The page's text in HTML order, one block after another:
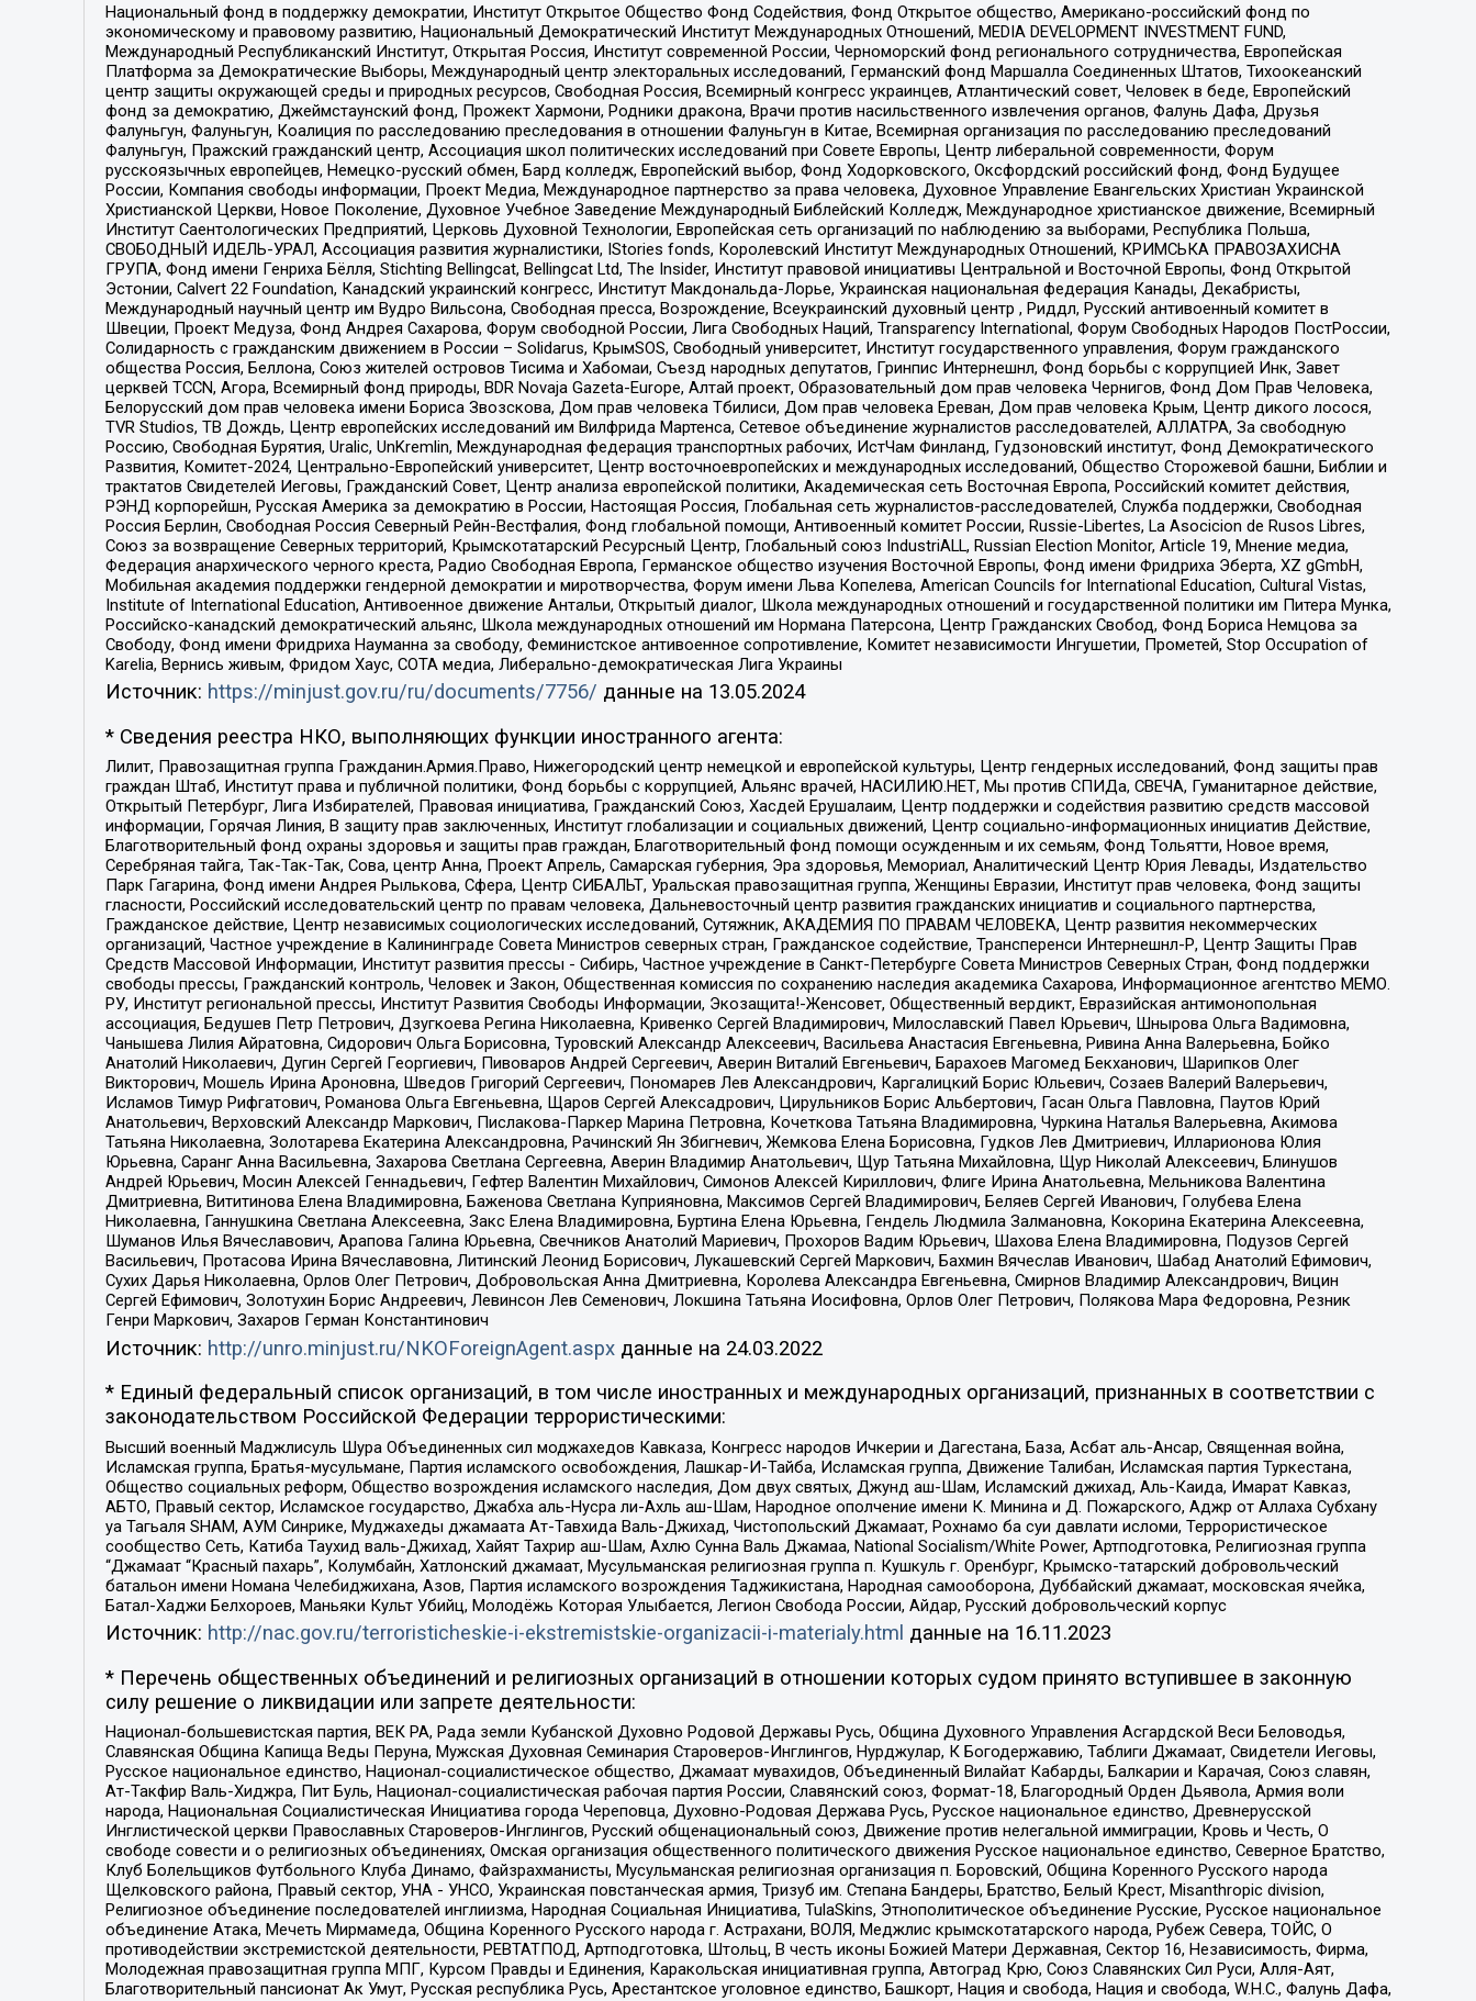
Национальный фонд в поддержку демократии, Институт Открытое Общество Фонд Содействия, Фонд Открытое общество, Американо-российский фонд по
экономическому и правовому развитию, Национальный Демократический Институт Международных Отношений, MEDIA DEVELOPMENT INVESTMENT FUND,
Международный Республиканский Институт, Открытая Россия, Институт современной России, Черноморский фонд регионального сотрудничества, Европейская
Платформа за Демократические Выборы, Международный центр электоральных исследований, Германский фонд Маршалла Соединенных Штатов, Тихоокеанский
центр защиты окружающей среды и природных ресурсов, Свободная Россия, Всемирный конгресс украинцев, Атлантический совет, Человек в беде, Европейский
фонд за демократию, Джеймстаунский фонд, Прожект Хармони, Родники дракона, Врачи против насильственного извлечения органов, Фалунь Дафа, Друзья
Фалуньгун, Фалуньгун, Коалиция по расследованию преследования в отношении Фалуньгун в Китае, Всемирная организация по расследованию преследований
Фалуньгун, Пражский гражданский центр, Ассоциация школ политических исследований при Совете Европы, Центр либеральной современности, Форум
русскоязычных европейцев, Немецко-русский обмен, Бард колледж, Европейский выбор, Фонд Ходорковского, Оксфордский российский фонд, Фонд Будущее
России, Компания свободы информации, Проект Медиа, Международное партнерство за права человека, Духовное Управление Евангельских Христиан Украинской
Христианской Церкви, Новое Поколение, Духовное Учебное Заведение Международный Библейский Колледж, Международное христианское движение, Всемирный
Институт Саентологических Предприятий, Церковь Духовной Технологии, Европейская сеть организаций по наблюдению за выборами, Республика Польша,
СВОБОДНЫЙ ИДЕЛЬ-УРАЛ, Ассоциация развития журналистики, IStories fonds, Королевский Институт Международных Отношений, КРИМСЬКА ПРАВОЗАХИСНА
ГРУПА, Фонд имени Генриха Бёлля, Stichting Bellingcat, Bellingcat Ltd, The Insider, Институт правовой инициативы Центральной и Восточной Европы, Фонд Открытой
Эстонии, Calvert 22 Foundation, Канадский украинский конгресс, Институт Макдональда-Лорье, Украинская национальная федерация Канады, Декабристы,
Международный научный центр им Вудро Вильсона, Свободная пресса, Возрождение, Всеукраинский духовный центр , Риддл, Русский антивоенный комитет в
Швеции, Проект Медуза, Фонд Андрея Сахарова, Форум свободной России, Лига Свободных Наций, Transparеncy International, Форум Свободных Народов ПостРоссии,
Солидарность с гражданским движением в России – Solidarus, КрымSOS, Свободный университет, Институт государственного управления, Форум гражданского
общества Россия, Беллона, Союз жителей островов Тисима и Хабомаи, Съезд народных депутатов, Гринпис Интернешнл, Фонд борьбы с коррупцией Инк, Завет
церквей TCCN, Агора, Всемирный фонд природы, BDR Novaja Gazeta-Europe, Алтай проект, Образовательный дом прав человека Чернигов, Фонд Дом Прав Человека,
Белорусский дом прав человека имени Бориса Звозскова, Дом прав человека Тбилиси, Дом прав человека Ереван, Дом прав человека Крым, Центр дикого лосося,
TVR Studios, ТВ Дождь, Центр европейских исследований им Вилфрида Мартенса, Сетевое объединение журналистов расследователей, АЛЛАТРА, За свободную
Россию, Свободная Бурятия, Uralic, UnKremlin, Международная федерация транспортных рабочих, ИстЧам Финланд, Гудзоновский институт, Фонд Демократического
Развития, Комитет-2024, Центрально-Европейский университет, Центр восточноевропейских и международных исследований, Общество Сторожевой башни, Библии и
трактатов Свидетелей Иеговы, Гражданский Совет, Центр анализа европейской политики, Академическая сеть Восточная Европа, Российский комитет действия,
РЭНД корпорейшн, Русская Америка за демократию в России, Настоящая Россия, Глобальная сеть журналистов-расследователей, Служба поддержки, Свободная
Россия Берлин, Свободная Россия Северный Рейн-Вестфалия, Фонд глобальной помощи, Антивоенный комитет России, Russie-Libertes, La Asocicion de Rusos Libres,
Союз за возвращение Северных территорий, Крымскотатарский Ресурсный Центр, Глобальный союз IndustriALL, Russian Election Monitor, Article 19, Мнение медиа,
Федерация анархического черного креста, Радио Свободная Европа, Германское общество изучения Восточной Европы, Фонд имени Фридриха Эберта, XZ gGmbH,
Мобильная академия поддержки гендерной демократии и миротворчества, Форум имени Льва Копелева, American Councils for International Education, Cultural Vistas,
Institute of International Education, Антивоенное движение Антальи, Открытый диалог, Школа международных отношений и государственной политики им Питера Мунка,
Российско-канадский демократический альянс, Школа международных отношений им Нормана Патерсона, Центр Гражданских Свобод, Фонд Бориса Немцова за
Свободу, Фонд имени Фридриха Науманна за свободу, Феминистское антивоенное сопротивление, Комитет независимости Ингушетии, Прометей, Stop Occupation of
Karelia, Вернись живым, Фридом Хаус, СОТА медиа, Либерально-демократическая Лига Украины
Источник: https://minjust.gov.ru/ru/documents/7756/ данные на 13.05.2024
* Сведения реестра НКО, выполняющих функции иностранного агента:
Лилит, Правозащитная группа Гражданин.Армия.Право, Нижегородский центр немецкой и европейской культуры, Центр гендерных исследований, Фонд защиты прав
граждан Штаб, Институт права и публичной политики, Фонд борьбы с коррупцией, Альянс врачей, НАСИЛИЮ.НЕТ, Мы против СПИДа, СВЕЧА, Гуманитарное действие,
Открытый Петербург, Лига Избирателей, Правовая инициатива, Гражданский Союз, Хасдей Ерушалаим, Центр поддержки и содействия развитию средств массовой
информации, Горячая Линия, В защиту прав заключенных, Институт глобализации и социальных движений, Центр социально-информационных инициатив Действие,
Благотворительный фонд охраны здоровья и защиты прав граждан, Благотворительный фонд помощи осужденным и их семьям, Фонд Тольятти, Новое время,
Серебряная тайга, Так-Так-Так, Сова, центр Анна, Проект Апрель, Самарская губерния, Эра здоровья, Мемориал, Аналитический Центр Юрия Левады, Издательство
Парк Гагарина, Фонд имени Андрея Рылькова, Сфера, Центр СИБАЛЬТ, Уральская правозащитная группа, Женщины Евразии, Институт прав человека, Фонд защиты
гласности, Российский исследовательский центр по правам человека, Дальневосточный центр развития гражданских инициатив и социального партнерства,
Гражданское действие, Центр независимых социологических исследований, Сутяжник, АКАДЕМИЯ ПО ПРАВАМ ЧЕЛОВЕКА, Центр развития некоммерческих
организаций, Частное учреждение в Калининграде Совета Министров северных стран, Гражданское содействие, Трансперенси Интернешнл-Р, Центр Защиты Прав
Средств Массовой Информации, Институт развития прессы - Сибирь, Частное учреждение в Санкт-Петербурге Совета Министров Северных Стран, Фонд поддержки
свободы прессы, Гражданский контроль, Человек и Закон, Общественная комиссия по сохранению наследия академика Сахарова, Информационное агентство МЕМО.
РУ, Институт региональной прессы, Институт Развития Свободы Информации, Экозащита!-Женсовет, Общественный вердикт, Евразийская антимонопольная
ассоциация, Бедушев Петр Петрович, Дзугкоева Регина Николаевна, Кривенко Сергей Владимирович, Милославский Павел Юрьевич, Шнырова Ольга Вадимовна,
Чанышева Лилия Айратовна, Сидорович Ольга Борисовна, Туровский Александр Алексеевич, Васильева Анастасия Евгеньевна, Ривина Анна Валерьевна, Бойко
Анатолий Николаевич, Дугин Сергей Георгиевич, Пивоваров Андрей Сергеевич, Аверин Виталий Евгеньевич, Барахоев Магомед Бекханович, Шарипков Олег
Викторович, Мошель Ирина Ароновна, Шведов Григорий Сергеевич, Пономарев Лев Александрович, Каргалицкий Борис Юльевич, Созаев Валерий Валерьевич,
Исламов Тимур Рифгатович, Романова Ольга Евгеньевна, Щаров Сергей Алексадрович, Цирульников Борис Альбертович, Гасан Ольга Павловна, Паутов Юрий
Анатольевич, Верховский Александр Маркович, Пислакова-Паркер Марина Петровна, Кочеткова Татьяна Владимировна, Чуркина Наталья Валерьевна, Акимова
Татьяна Николаевна, Золотарева Екатерина Александровна, Рачинский Ян Збигневич, Жемкова Елена Борисовна, Гудков Лев Дмитриевич, Илларионова Юлия
Юрьевна, Саранг Анна Васильевна, Захарова Светлана Сергеевна, Аверин Владимир Анатольевич, Щур Татьяна Михайловна, Щур Николай Алексеевич, Блинушов
Андрей Юрьевич, Мосин Алексей Геннадьевич, Гефтер Валентин Михайлович, Симонов Алексей Кириллович, Флиге Ирина Анатольевна, Мельникова Валентина
Дмитриевна, Вититинова Елена Владимировна, Баженова Светлана Куприяновна, Максимов Сергей Владимирович, Беляев Сергей Иванович, Голубева Елена
Николаевна, Ганнушкина Светлана Алексеевна, Закс Елена Владимировна, Буртина Елена Юрьевна, Гендель Людмила Залмановна, Кокорина Екатерина Алексеевна,
Шуманов Илья Вячеславович, Арапова Галина Юрьевна, Свечников Анатолий Мариевич, Прохоров Вадим Юрьевич, Шахова Елена Владимировна, Подузов Сергей
Васильевич, Протасова Ирина Вячеславовна, Литинский Леонид Борисович, Лукашевский Сергей Маркович, Бахмин Вячеслав Иванович, Шабад Анатолий Ефимович,
Сухих Дарья Николаевна, Орлов Олег Петрович, Добровольская Анна Дмитриевна, Королева Александра Евгеньевна, Смирнов Владимир Александрович, Вицин
Сергей Ефимович, Золотухин Борис Андреевич, Левинсон Лев Семенович, Локшина Татьяна Иосифовна, Орлов Олег Петрович, Полякова Мара Федоровна, Резник
Генри Маркович, Захаров Герман Константинович
Источник: http://unro.minjust.ru/NKOForeignAgent.aspxданные на 24.03.2022
* Единый федеральный список организаций, в том числе иностранных и международных организаций, признанных в соответствии с
законодательством Российской Федерации террористическими:
Высший военный Маджлисуль Шура Объединенных сил моджахедов Кавказа, Конгресс народов Ичкерии и Дагестана, База, Асбат аль-Ансар, Священная война,
Исламская группа, Братья-мусульмане, Партия исламского освобождения, Лашкар-И-Тайба, Исламская группа, Движение Талибан, Исламская партия Туркестана,
Общество социальных реформ, Общество возрождения исламского наследия, Дом двух святых, Джунд аш-Шам, Исламский джихад, Аль-Каида, Имарат Кавказ,
АБТО, Правый сектор, Исламское государство, Джабха аль-Нусра ли-Ахль аш-Шам, Народное ополчение имени К. Минина и Д. Пожарского, Аджр от Аллаха Субхану
уа Тагьаля SHAM, АУМ Синрике, Муджахеды джамаата Ат-Тавхида Валь-Джихад, Чистопольский Джамаат, Рохнамо ба суи давлати исломи, Террористическое
сообщество Сеть, Катиба Таухид валь-Джихад, Хайят Тахрир аш-Шам, Ахлю Сунна Валь Джамаа, National Socialism/White Power, Артподготовка, Религиозная группа
“Джамаат “Красный пахарь”, Колумбайн, Хатлонский джамаат, Мусульманская религиозная группа п. Кушкуль г. Оренбург, Крымско-татарский добровольческий
батальон имени Номана Челебиджихана, Азов, Партия исламского возрождения Таджикистана, Народная самооборона, Дуббайский джамаат, московская ячейка,
Батал-Хаджи Белхороев, Маньяки Культ Убийц, Молодёжь Которая Улыбается, Легион Свобода России, Айдар, Русский добровольческий корпус
Источник: http://nac.gov.ru/terroristicheskie-i-ekstremistskie-organizacii-i-materialy.html данные на 16.11.2023
* Перечень общественных объединений и религиозных организаций в отношении которых судом принято вступившее в законную
силу решение о ликвидации или запрете деятельности:
Национал-большевистская партия, ВЕК РА, Рада земли Кубанской Духовно Родовой Державы Русь, Община Духовного Управления Асгардской Веси Беловодья,
Славянская Община Капища Веды Перуна, Мужская Духовная Семинария Староверов-Инглингов, Нурджулар, К Богодержавию, Таблиги Джамаат, Свидетели Иеговы,
Русское национальное единство, Национал-социалистическое общество, Джамаат мувахидов, Объединенный Вилайат Кабарды, Балкарии и Карачая, Союз славян,
Ат-Такфир Валь-Хиджра, Пит Буль, Национал-социалистическая рабочая партия России, Славянский союз, Формат-18, Благородный Орден Дьявола, Армия воли
народа, Национальная Социалистическая Инициатива города Череповца, Духовно-Родовая Держава Русь, Русское национальное единство, Древнерусской
Инглистической церкви Православных Староверов-Инглингов, Русский общенациональный союз, Движение против нелегальной иммиграции, Кровь и Честь, О
свободе совести и о религиозных объединениях, Омская организация общественного политического движения Русское национальное единство, Северное Братство,
Клуб Болельщиков Футбольного Клуба Динамо, Файзрахманисты, Мусульманская религиозная организация п. Боровский, Община Коренного Русского народа
Щелковского района, Правый сектор, УНА - УНСО, Украинская повстанческая армия, Тризуб им. Степана Бандеры, Братство, Белый Крест, Misanthropic division,
Религиозное объединение последователей инглиизма, Народная Социальная Инициатива, TulaSkins, Этнополитическое объединение Русские, Русское национальное
объединение Атака, Мечеть Мирмамеда, Община Коренного Русского народа г. Астрахани, ВОЛЯ, Меджлис крымскотатарского народа, Рубеж Севера, ТОЙС, О
противодействии экстремистской деятельности, РЕВТАТПОД, Артподготовка, Штольц, В честь иконы Божией Матери Державная, Сектор 16, Независимость, Фирма,
Молодежная правозащитная группа МПГ, Курсом Правды и Единения, Каракольская инициативная группа, Автоград Крю, Союз Славянских Сил Руси, Алля-Аят,
Благотворительный пансионат Ак Умут, Русская республика Русь, Арестантское уголовное единство, Башкорт, Нация и свобода, Нация и свобода, W.H.С., Фалунь Дафа,